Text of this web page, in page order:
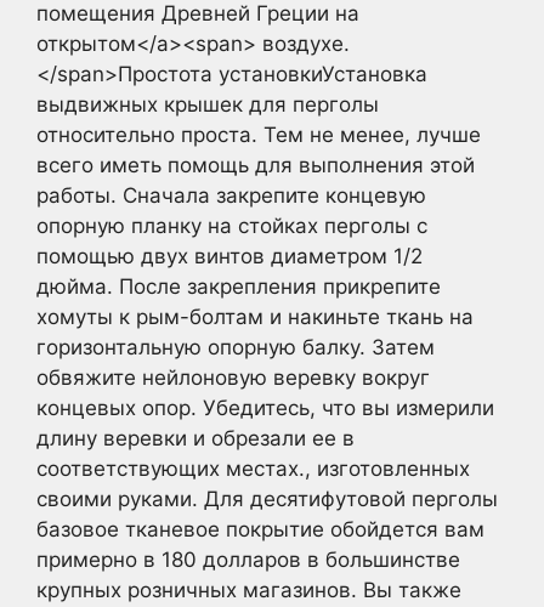
помещения Древней Греции на
открытом</a><span> воздухе.
</span>Простота установкиУстановка
выдвижных крышек для перголы
относительно проста. Тем не менее, лучше
всего иметь помощь для выполнения этой
работы. Сначала закрепите концевую
опорную планку на стойках перголы с
помощью двух винтов диаметром 1/2
дюйма. После закрепления прикрепите
хомуты к рым-болтам и накиньте ткань на
горизонтальную опорную балку. Затем
обвяжите нейлоновую веревку вокруг
концевых опор. Убедитесь, что вы измерили
длину веревки и обрезали ее в
соответствующих местах., изготовленных
своими руками. Для десятифутовой перголы
базовое тканевое покрытие обойдется вам
примерно в 180 долларов в большинстве
крупных розничных магазинов. Вы также